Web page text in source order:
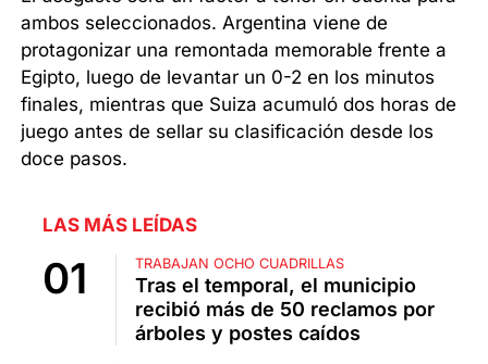
ambos seleccionados. Argentina viene de
protagonizar una remontada memorable frente a
Egipto, luego de levantar un 0-2 en los minutos
finales, mientras que Suiza acumuló dos horas de
juego antes de sellar su clasificación desde los
doce pasos.
LAS MÁS LEÍDAS
TRABAJAN OCHO CUADRILLAS
Tras el temporal, el municipio
recibió más de 50 reclamos por
árboles y postes caídos